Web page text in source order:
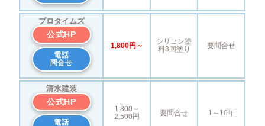
プロタイムズ
公式HP
電話
問合せ
1,800円～
シリコン塗
料3回塗り
要問合せ
清水建装
公式HP
電話
1,800～
2,500円
要問合せ 1～10年